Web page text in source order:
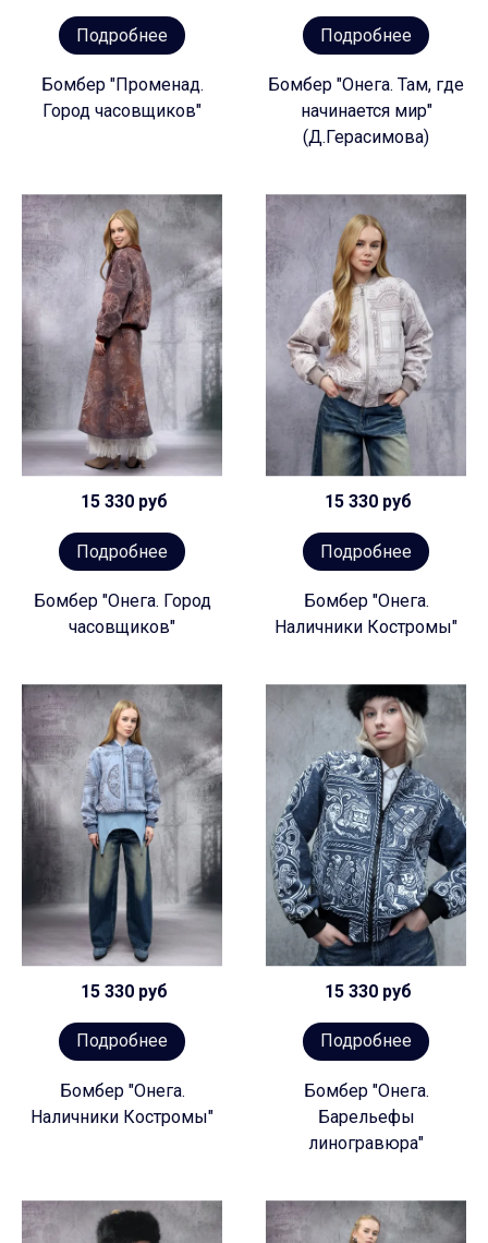
Подробнее
Бомбер "Променад.
Город часовщиков"
Подробнее
Бомбер "Онега. Там, где
начинается мир"
(Д.Герасимова)
15 330 руб
Подробнее
Бомбер "Онега. Город
часовщиков"
15 330 руб
Подробнее
Бомбер "Онега.
Наличники Костромы"
15 330 руб
Подробнее
Бомбер "Онега.
Наличники Костромы"
15 330 руб
Подробнее
Бомбер "Онега.
Барельефы
линогравюра"